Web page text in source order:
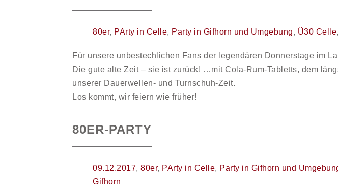
80er, PArty in Celle, Party in Gifhorn und Umgebung, Ü30 Celle,
Für unsere unbestechlichen Fans der legendären Donnerstage im
Die gute alte Zeit – sie ist zurück! …mit Cola-Rum-Tabletts, dem
unserer Dauerwellen- und Turnschuh-Zeit.
Los kommt, wir feiern wie früher!
80ER-PARTY
09.12.2017, 80er, PArty in Celle, Party in Gifhorn und
Gifhorn